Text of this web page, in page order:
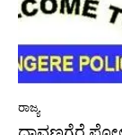
ರಾಜ್ಯ